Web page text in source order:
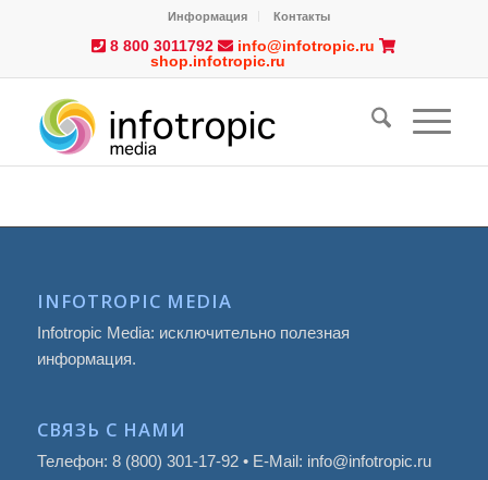
Информация Контакты
8 800 3011792
info@infotropic.ru
shop.infotropic.ru
INFOTROPIC MEDIA
Infotropic Media: исключительно полезная
информация.
СВЯЗЬ С НАМИ
Телефон: 8 (800) 301-17-92 • E-Mail: info@infotropic.ru